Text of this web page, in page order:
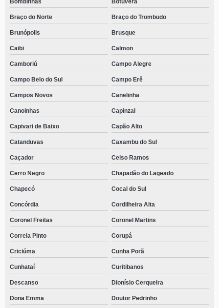
Bombinhas Botuverá
Braço do Norte Braço do Trombudo
Brunópolis Brusque
Caibi Calmon
Camboriú Campo Alegre
Campo Belo do Sul Campo Erê
Campos Novos Canelinha
Canoinhas Capinzal
Capivari de Baixo Capão Alto
Catanduvas Caxambu do Sul
Caçador Celso Ramos
Cerro Negro Chapadão do Lageado
Chapecó Cocal do Sul
Concórdia Cordilheira Alta
Coronel Freitas Coronel Martins
Correia Pinto Corupá
Criciúma Cunha Porã
Cunhataí Curitibanos
Descanso Dionísio Cerqueira
Dona Emma Doutor Pedrinho